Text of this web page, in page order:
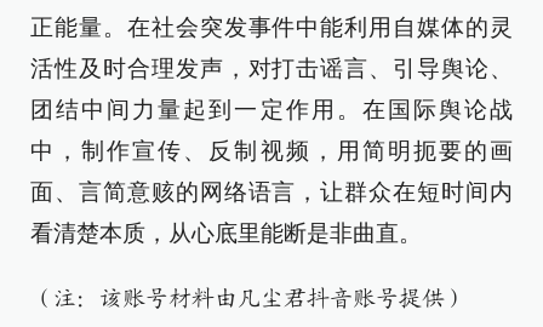
正能量。在社会突发事件中能利用自媒体的灵
活性及时合理发声，对打击谣言、引导舆论、
团结中间力量起到一定作用。在国际舆论战
中，制作宣传、反制视频，用简明扼要的画
面、言简意赅的网络语言，让群众在短时间内
看清楚本质，从心底里能断是非曲直。
（注：该账号材料由凡尘君抖音账号提供）